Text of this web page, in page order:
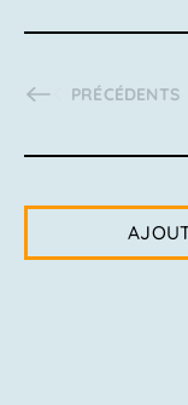
ACTIVITÉS
PRÉCÉDENTS